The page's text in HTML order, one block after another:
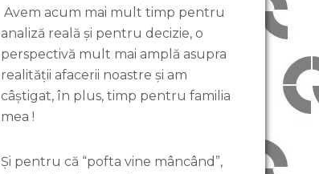
Avem acum mai mult timp pentru
analiză reală și pentru decizie, o
perspectivă mult mai amplă asupra
realității afacerii noastre și am
câștigat, în plus, timp pentru familia
mea !
Și pentru că “pofta vine mâncând”,